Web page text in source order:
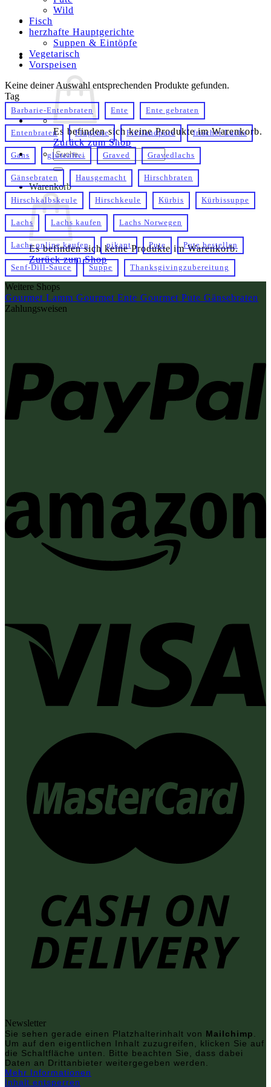
Es befinden sich keine Produkte im Warenkorb.
Zurück zum Shop
Suche
nach:
Warenkorb
Es befinden sich keine Produkte im Warenkorb.
Zurück zum Shop
Wild
Fisch
herzhafte Hauptgerichte
Suppen & Eintöpfe
Vegetarisch
Vorspeisen
Keine deiner Auswahl entsprechenden Produkte gefunden.
Tag
Barbarie-Entenbraten Ente Ente gebraten
Entenbraten Flugente Freilandpute frischer Lachs
Gans glutenfrei Graved Gravedlachs
Gänsebraten Hausgemacht Hirschbraten
Hirschkalbskeule Hirschkeule Kürbis Kürbissuppe
Lachs Lachs kaufen Lachs Norwegen
Lachs online kaufen pikant Pute Pute bestellen
Senf-Dill-Sauce Suppe Thanksgivingzubereitung
Weitere Shops
Gourmet Lamm Gourmet Ente Gourmet Pute Gänsebraten
Zahlungsweisen
Newsletter
Sie sehen gerade einen Platzhalterinhalt von Mailchimp
Um auf den eigentlichen Inhalt zuzugreifen, klicken Sie auf
die Schaltfläche unten. Bitte beachten Sie, dass dabei
Daten an Drittanbieter weitergegeben werden.
Mehr Informationen
Inhalt entsperren